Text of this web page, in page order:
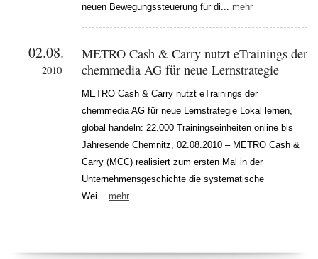
neuen Bewegungssteuerung für di... mehr
02.08.
2010
METRO Cash & Carry nutzt eTrainings der
chemmedia AG für neue Lernstrategie
METRO Cash & Carry nutzt eTrainings der
chemmedia AG für neue Lernstrategie Lokal lernen,
global handeln: 22.000 Trainingseinheiten online bis
Jahresende Chemnitz, 02.08.2010 – METRO Cash &
Carry (MCC) realisiert zum ersten Mal in der
Unternehmensgeschichte die systematische
Wei... mehr